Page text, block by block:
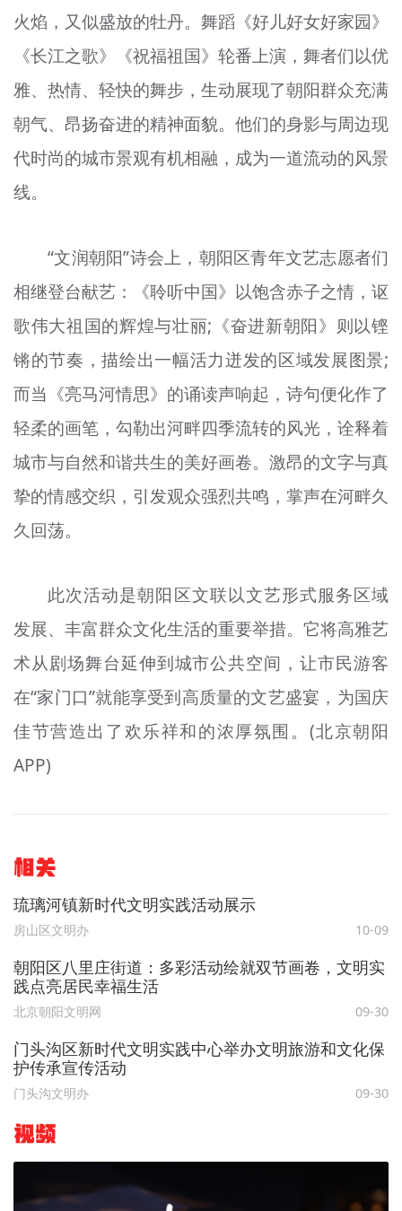
火焰，又似盛放的牡丹。舞蹈《好儿好女好家园》
《长江之歌》《祝福祖国》轮番上演，舞者们以优
雅、热情、轻快的舞步，生动展现了朝阳群众充满
朝气、昂扬奋进的精神面貌。他们的身影与周边现
代时尚的城市景观有机相融，成为一道流动的风景
线。
“文润朝阳”诗会上，朝阳区青年文艺志愿者们
相继登台献艺：《聆听中国》以饱含赤子之情，讴
歌伟大祖国的辉煌与壮丽;《奋进新朝阳》则以铿
锵的节奏，描绘出一幅活力迸发的区域发展图景;
而当《亮马河情思》的诵读声响起，诗句便化作了
轻柔的画笔，勾勒出河畔四季流转的风光，诠释着
城市与自然和谐共生的美好画卷。激昂的文字与真
挚的情感交织，引发观众强烈共鸣，掌声在河畔久
久回荡。
此次活动是朝阳区文联以文艺形式服务区域
发展、丰富群众文化生活的重要举措。它将高雅艺
术从剧场舞台延伸到城市公共空间，让市民游客
在“家门口”就能享受到高质量的文艺盛宴，为国庆
佳节营造出了欢乐祥和的浓厚氛围。(北京朝阳
APP)
相关
琉璃河镇新时代文明实践活动展示
房山区文明办 10-09
朝阳区八里庄街道：多彩活动绘就双节画卷，文明实
践点亮居民幸福生活
北京朝阳文明网 09-30
门头沟区新时代文明实践中心举办文明旅游和文化保
护传承宣传活动
门头沟文明办 09-30
视频